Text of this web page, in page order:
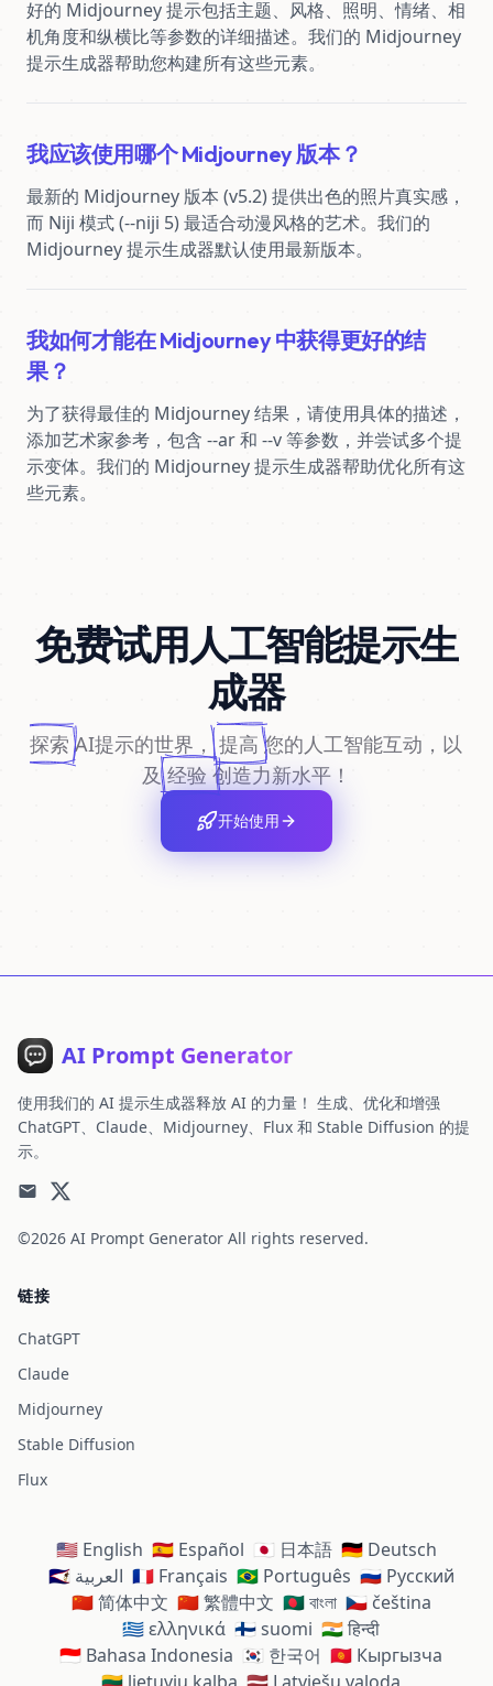
好的 Midjourney 提示包括主题、风格、照明、情绪、相
机角度和纵横比等参数的详细描述。我们的 Midjourney
提示生成器帮助您构建所有这些元素。
我应该使用哪个 Midjourney 版本？
最新的 Midjourney 版本 (v5.2) 提供出色的照片真实感，
而 Niji 模式 (--niji 5) 最适合动漫风格的艺术。我们的
Midjourney 提示生成器默认使用最新版本。
我如何才能在 Midjourney 中获得更好的结
果？
为了获得最佳的 Midjourney 结果，请使用具体的描述，
添加艺术家参考，包含 --ar 和 --v 等参数，并尝试多个提
示变体。我们的 Midjourney 提示生成器帮助优化所有这
些元素。
免费试用人工智能提示生
成器
探索 AI提示的世界， 提高 您的人工智能互动，以
及 经验 创造力新水平！
开始使用
AI Prompt Generator
使用我们的 AI 提示生成器释放 AI 的力量！ 生成、优化和增强
ChatGPT、Claude、Midjourney、Flux 和 Stable Diffusion 的提
示。
©2026 AI Prompt Generator All rights reserved.
链接
ChatGPT
Claude
Midjourney
Stable Diffusion
Flux
🇺🇸 English 🇪🇸 Español 🇯🇵 日本語 🇩🇪 Deutsch
🇸🇦 العربية 🇫🇷 Français 🇧🇷 Português 🇷🇺 Русский
🇨🇳 简体中文 🇨🇳 繁體中文 🇧🇩 বাংলা 🇨🇿 čeština
🇬🇷 ελληνικά 🇫🇮 suomi 🇮🇳 हिन्दी
🇮🇩 Bahasa Indonesia 🇰🇷 한국어 🇰🇬 Кыргызча